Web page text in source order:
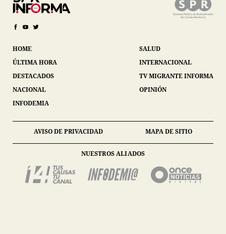
HOME
ÚLTIMA HORA
DESTACADOS
NACIONAL
INFODEMIA
SALUD
INTERNACIONAL
TV MIGRANTE INFORMA
OPINIÓN
AVISO DE PRIVACIDAD MAPA DE SITIO
NUESTROS ALIADOS